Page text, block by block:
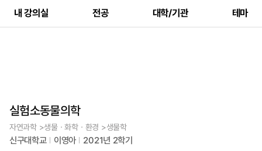
내 강의실 전공 대학/기관 테마
실험소동물의학
자연과학 >생물ㆍ화학ㆍ환경 >생물학
신구대학교 이영아 2021년 2학기